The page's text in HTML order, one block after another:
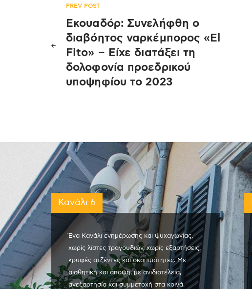
Πλοήγηση
άρθρων
PREV POST
Εκουαδόρ: Συνελήφθη ο
διαβόητος ναρκέμπορος «El
Fito» – Είχε διατάξει τη
δολοφονία προεδρικού
υποψηφίου το 2023
Κανάλι 6
Ένα Κανάλι ενημέρωσης και ψυχαγωγίας,
χωρίς λίστες τραγουδιών, χωρίς εξαρτήσεις,
κρυφές ατζέντες και σκοπιμότητες. Με
αισθητική και άποψη, με ανιδιοτέλεια,
ανεξαρτησία και συμμετοχή στα κοινά.